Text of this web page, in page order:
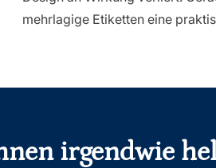
mehrlagige Etiketten eine
irgendwie